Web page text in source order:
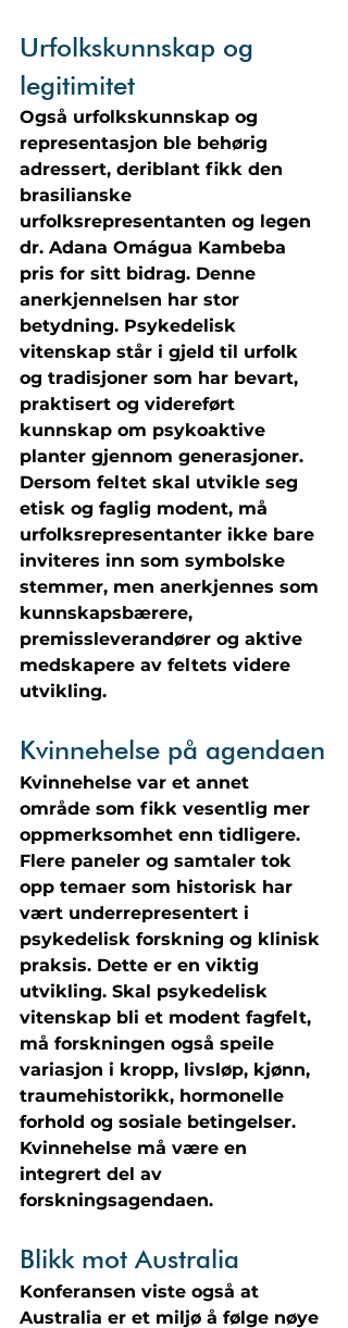
Urfolkskunnskap og
legitimitet
Også urfolkskunnskap og
representasjon ble behørig
adressert, deriblant fikk den
brasilianske
urfolksrepresentanten og legen
dr. Adana Omágua Kambeba
pris for sitt bidrag. Denne
anerkjennelsen har stor
betydning. Psykedelisk
vitenskap står i gjeld til urfolk
og tradisjoner som har bevart,
praktisert og videreført
kunnskap om psykoaktive
planter gjennom generasjoner.
Dersom feltet skal utvikle seg
etisk og faglig modent, må
urfolksrepresentanter ikke bare
inviteres inn som symbolske
stemmer, men anerkjennes som
kunnskapsbærere,
premissleverandører og aktive
medskapere av feltets videre
utvikling.
Kvinnehelse på agendaen
Kvinnehelse var et annet
område som fikk vesentlig mer
oppmerksomhet enn tidligere.
Flere paneler og samtaler tok
opp temaer som historisk har
vært underrepresentert i
psykedelisk forskning og klinisk
praksis. Dette er en viktig
utvikling. Skal psykedelisk
vitenskap bli et modent fagfelt,
må forskningen også speile
variasjon i kropp, livsløp, kjønn,
traumehistorikk, hormonelle
forhold og sosiale betingelser.
Kvinnehelse må være en
integrert del av
forskningsagendaen.
Blikk mot Australia
Konferansen viste også at
Australia er et miljø å følge nøye